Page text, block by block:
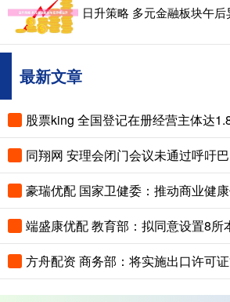
日升策略 多元金融板块午
最新文章
股票king 全国登记在册经营主体达
端盛康优配 教育部：拟同意设置8所